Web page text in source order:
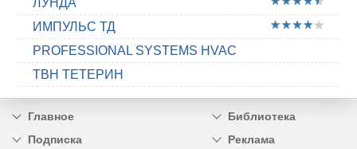
ЛУНДА
ИМПУЛЬС ТД
PROFESSIONAL SYSTEMS HVAC
ТВН ТЕТЕРИН
Главное
Библиотека
Подписка
Реклама